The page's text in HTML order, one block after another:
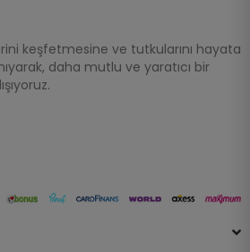
keşfetmesine ve tutkularını hayata
daha mutlu ve yaratıcı bir